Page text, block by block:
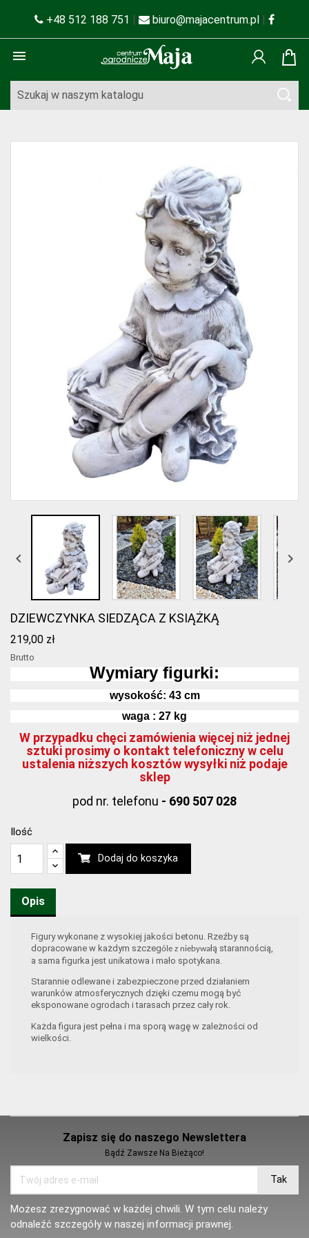
+48 512 188 751 | biuro@majacentrum.pl |

 
DZIEWCZYNKA SIEDZĄCA Z KSIĄŻKĄ
219,00 zł
Brutto
Wymiary figurki:
wysokość: 43 cm
waga : 27 kg
W przypadku chęci zamówienia więcej niż jednej
sztuki prosimy o kontakt telefoniczny w celu
ustalenia niższych kosztów wysyłki niż podaje
sklep
pod nr. telefonu - 690 507 028
Ilość
Dodaj do koszyka
Opis
Figury wykonane z wysokiej jakości betonu. Rzeźby są
dopracowane w każdym szczególe z niebywałą starannością,
a sama figurka jest unikatowa i mało spotykana.
Starannie odlewane i zabezpieczone przed działaniem
warunków atmosferycznych dzięki czemu mogą być
eksponowane ogrodach i tarasach przez cały rok.
Każda figura jest pełna i ma sporą wagę w zależności od
wielkości.
Zapisz się do naszego Newslettera
Bądź Zawsze Na Bieżąco!
Możesz zrezygnować w każdej chwili. W tym celu należy
odnaleźć szczegóły w naszej informacji prawnej.